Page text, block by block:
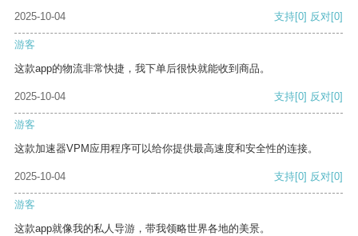
2025-10-04 支持[0] 反对[0]
游客
这款app的物流非常快捷，我下单后很快就能收到商品。
2025-10-04 支持[0] 反对[0]
游客
这款加速器VPM应用程序可以给你提供最高速度和安全性的连接。
2025-10-04 支持[0] 反对[0]
游客
这款app就像我的私人导游，带我领略世界各地的美景。